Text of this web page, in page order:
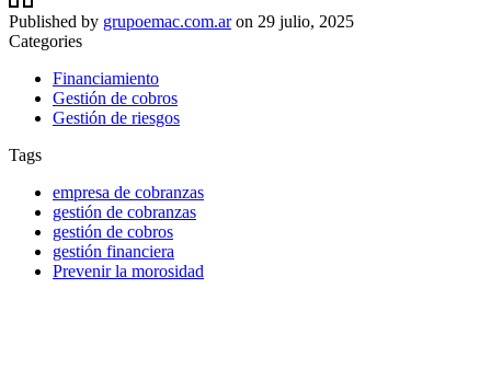
Published by grupoemac.com.ar on 29 julio, 2025
Categories
Financiamiento
Gestión de cobros
Gestión de riesgos
Tags
empresa de cobranzas
gestión de cobranzas
gestión de cobros
gestión financiera
Prevenir la morosidad